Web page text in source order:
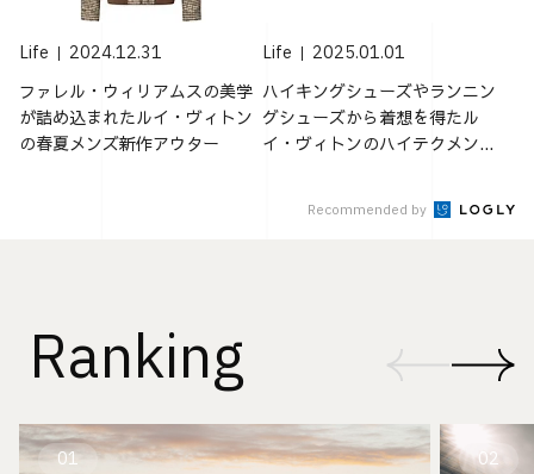
Life 2024.12.31
ファレル・ウィリアムスの美学
が詰め込まれたルイ・ヴィトン
の春夏メンズ新作アウター
Life 2025.01.01
ハイキングシューズやランニン
グシューズから着想を得たル
イ・ヴィトンのハイテクメン...
Recommended by
Ranking
01 02